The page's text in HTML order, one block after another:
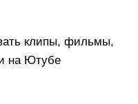
клипы, фильмы,
на Ютубе